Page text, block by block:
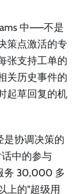
中——不是
策点激活的专
张支持工单的
关历史事件的
起草回复的机
是协调决策的
中的参与
务 30,000 多
上的"超级用